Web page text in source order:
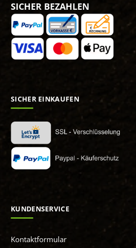
SICHER BEZAHLEN
SICHER EINKAUFEN
KUNDENSERVICE
Kontaktformular